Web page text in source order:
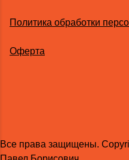
Политика обработки
Оферта
Все права защищены.